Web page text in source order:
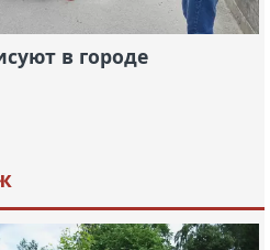
в городе